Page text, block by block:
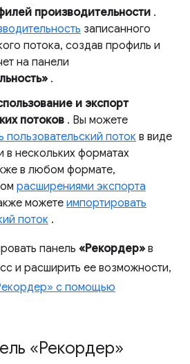
производительности .
записанного
потока, создав профиль и
на панели
.
и экспорт
потоков . Вы можете
пользовательский поток в виде
в нескольких форматах
в любом формате,
расширениями экспорта
можете импортировать
поток .
панель «Рекордер» в
и расширить ее возможности,
с помощью
«Рекордер»